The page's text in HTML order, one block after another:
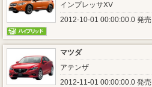
インプレッサXV
2012-10-01 00:00:00.0 発売
マツダ
アテンザ
2012-11-01 00:00:00.0 発売